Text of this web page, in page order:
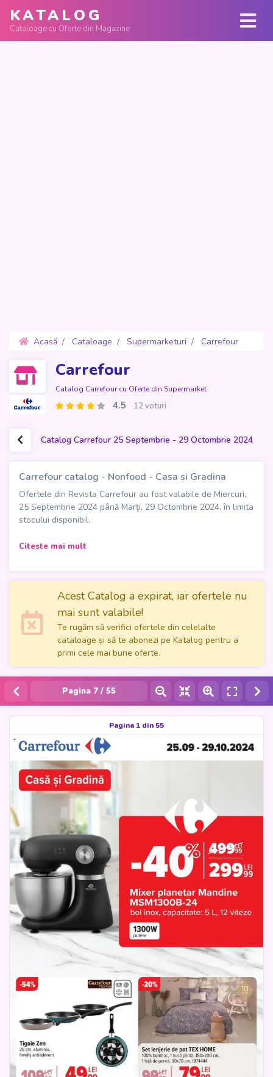
KATALOG
Cataloage cu Oferte din Magazine
Acasă Cataloage Supermarketuri
Carrefour
Carrefour
Catalog Carrefour cu Oferte din Supermarket
4.5 12 voturi
Catalog Carrefour 25 Septembrie - 29 Octombrie 2024
Carrefour catalog - Nonfood - Casa si Gradina
Ofertele din Revista Carrefour au fost valabile de Miercuri,
25 Septembrie 2024 până Marţi, 29 Octombrie 2024, în limita
stocului disponibil.
Descoperă noulCarrefour catalog - Nonfood: Casa și
produse pentru casă, cum ar fi tigăile antiaderente și
seturile de lenjerie de pat din bumbac 100%, până la soluții
pentru grădină, acest catalog este ideal pentru cei care își
doresc să îmbunătățească confortul locuinței lor la prețuri
accesibile.
Răsfoiește onlinecatalogul Carrefour
variată de produse non-alimentare, pregătite să îți
transforme casa într-un spațiu mai confortabil și funcțional.
Promoții unice te așteaptă să faci cele mai bune alegeri
pentru tine și familia ta!
Citeste mai mult
Acest Catalog a expirat, iar ofertele nu
mai sunt valabile!
Te rugăm să verifici ofertele din celelalte
cataloage și să te abonezi pe Katalog pentru a
primi cele mai bune oferte.
Pagina 7 / 55
Pagina 1 din 55